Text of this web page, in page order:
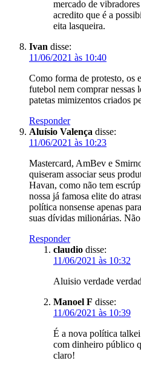
mercado de
acredito que é a
eita lasqueira.
Ivan disse:
11/06/2021 às 10:40
Como forma de protesto, os
futebol nem comprar
patetas mimizentos criados
Responder
Aluísio Valença disse:
11/06/2021 às 10:23
Mastercard, AmBev e
quiseram associar seus
Havan, como não tem
nossa já famosa elite do
política nonsense apenas
suas dívidas milionárias.
Responder
claudio disse:
11/06/2021 às 10:32
Aluisio verdade
Manoel F disse:
11/06/2021 às 10:39
É a nova política
com dinheiro público
claro!